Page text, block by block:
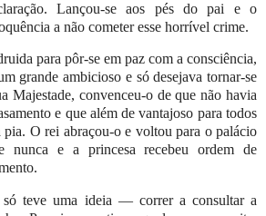
Lançou-se aos pés do pai e o
a não cometer esse horrível crime.
para pôr-se em paz com a consciência,
grande ambicioso e só desejava tornar-se
Majestade, convenceu-o de que não havia
e que além de vantajoso para todos
pia. O rei abraçou-o e voltou para o palácio
nunca e a princesa recebeu ordem de
só teve uma ideia — correr a consultar a